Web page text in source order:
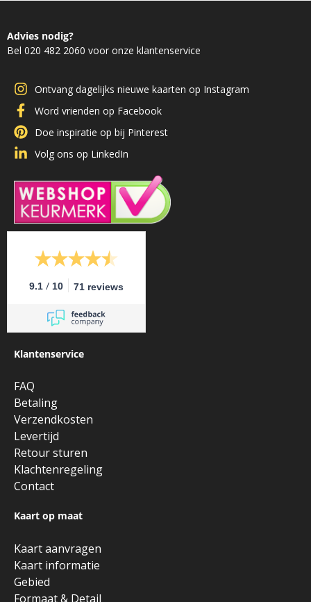
Advies nodig?
Bel 020 482 2060 voor onze klantenservice
Ontvang dagelijks nieuwe kaarten op Instagram
Word vrienden op Facebook
Doe inspiratie op bij Pinterest
Volg ons op LinkedIn
9.1 / 10 71 reviews
Klantenservice
FAQ
Betaling
Verzendkosten
Levertijd
Retour sturen
Klachtenregeling
Contact
Kaart op maat
Kaart aanvragen
Kaart informatie
Gebied
Formaat & Detail